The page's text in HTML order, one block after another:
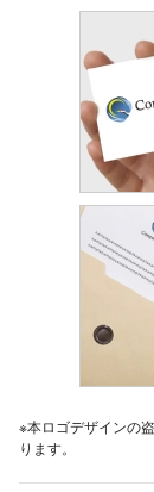
※本ロゴデザインの
ります。